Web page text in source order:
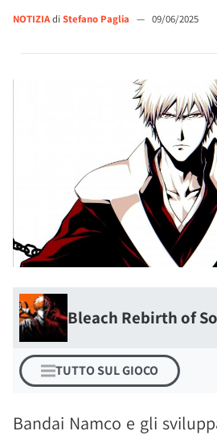
NOTIZIAdi Stefano Paglia — 09/06/2025
Bleach Rebirth of
TUTTO SUL GIOCO
Bandai Namco e gli